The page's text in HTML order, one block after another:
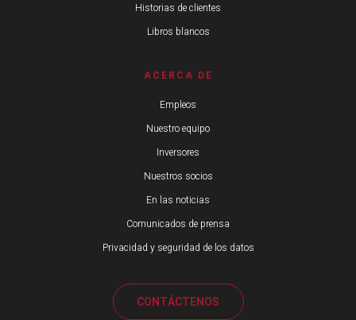
Historias de clientes
Libros blancos
ACERCA DE
Empleos
Nuestro equipo
Inversores
Nuestros socios
En las noticias
Comunicados de prensa
Privacidad y seguridad de los datos
CONTÁCTENOS